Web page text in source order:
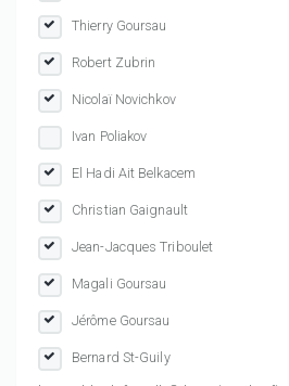
Thierry Goursau
Robert Zubrin
Nicolaï Novichkov
Ivan Poliakov
El Hadi Ait Belkacem
Christian Gaignault
Jean-Jacques Triboulet
Magali Goursau
Jérôme Goursau
Bernard St-Guily